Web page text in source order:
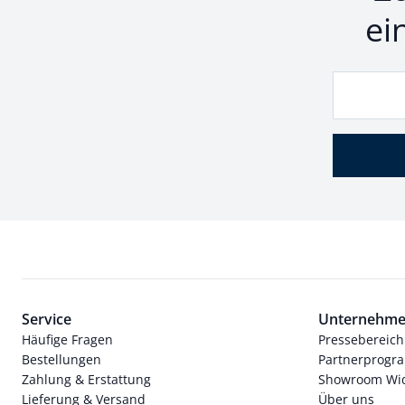
Service
Häufige Fragen
Bestellungen
Zahlung & Erstattung
Lieferung & Versand
Pressebereich
Showroom
Über uns